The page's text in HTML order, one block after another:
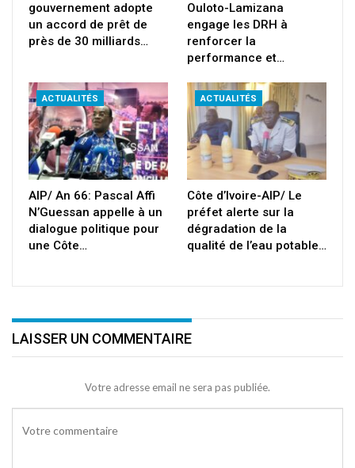
gouvernement adopte
un accord de prêt de
près de 30 milliards…
Ouloto-Lamizana
engage les DRH à
renforcer la
performance et…
ACTUALITÉS
AIP/ An 66: Pascal Affi
N’Guessan appelle à un
dialogue politique pour
une Côte…
ACTUALITÉS
Côte d’Ivoire-AIP/ Le
préfet alerte sur la
dégradation de la
qualité de l’eau potable…
LAISSER UN COMMENTAIRE
Votre adresse email ne sera pas publiée.